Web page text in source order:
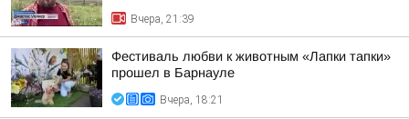
Вчера, 21:39
Фестиваль любви к животным «Лапки тапки»
прошел в Барнауле
Вчера, 18:21